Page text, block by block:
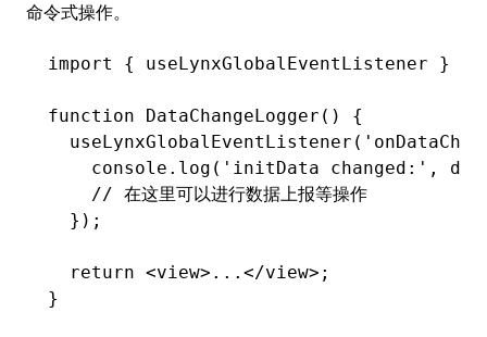
命令式操作。
import { useLynxGlobalEventListener }
function DataChangeLogger () {
  useLynxGlobalEventListener
(
    console
.log ( 'initData changed:' ,
    // 在这里可以进行数据上报等操作
  });
  return
<view>...</view>;
}